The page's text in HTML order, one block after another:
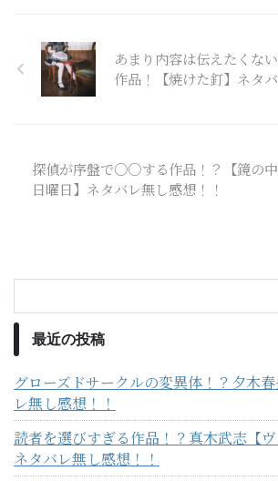
あまり内容は伝えたくな
作品！【焼けた釘】ネタ
探偵が序盤で○○する作品！？【鏡の
日曜日】ネタバレ無し感想！！
最近の投稿
グローズドサークルの変異体！？夕木
レ無し感想！！
読者を選びすぎる作品！？真木武志【ヴ
ネタバレ無し感想！！